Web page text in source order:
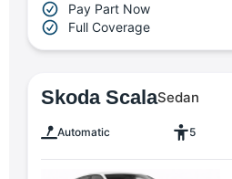
Pay Part Now
Full Coverage
Skoda ScalaSedan
Automatic 5